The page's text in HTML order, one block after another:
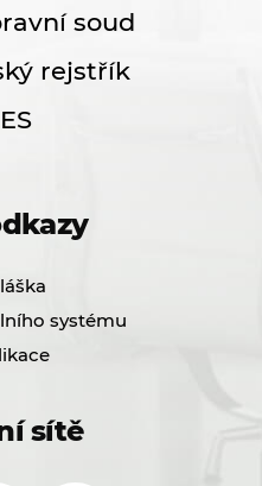
soud
rejstřík
systému
sítě